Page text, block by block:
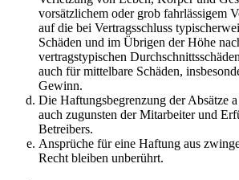
vorsätzlichem oder grob fahrlässigem
auf die bei Vertragsschluss
Schäden und im Übrigen der Höhe
vertragstypischen
auch für mittelbare Schäden,
Gewinn.
Die Haftungsbegrenzung der Absätze
auch zugunsten der Mitarbeiter und
Betreibers.
Ansprüche für eine Haftung aus
Recht bleiben unberührt.